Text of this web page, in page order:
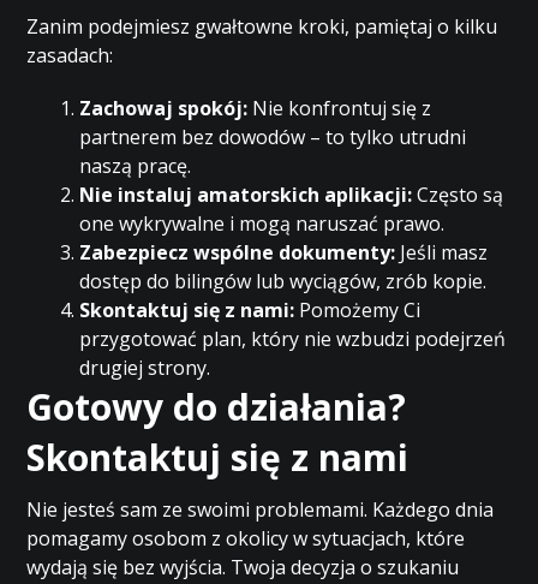
Zanim podejmiesz gwałtowne kroki, pamiętaj o kilku
zasadach:
Zachowaj spokój: Nie konfrontuj się z
partnerem bez dowodów – to tylko utrudni
naszą pracę.
Nie instaluj amatorskich aplikacji:Często są
one wykrywalne i mogą naruszać prawo.
Zabezpiecz wspólne dokumenty: Jeśli masz
dostęp do bilingów lub wyciągów, zrób kopie.
Skontaktuj się z nami: Pomożemy Ci
przygotować plan, który nie wzbudzi podejrzeń
drugiej strony.
Gotowy do działania?
Skontaktuj się z nami
Nie jesteś sam ze swoimi problemami. Każdego dnia
pomagamy osobom z okolicy w sytuacjach, które
wydają się bez wyjścia. Twoja decyzja o szukaniu